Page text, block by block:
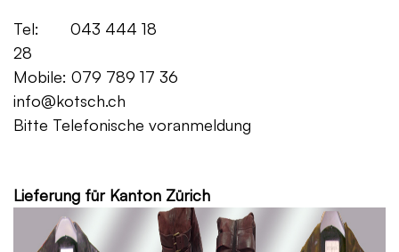
Tel: 043 444 18
28
Mobile: 079 789 17 36
info@kotsch.ch
Bitte Telefonische voranmeldung
Lieferung für Kanton Zürich